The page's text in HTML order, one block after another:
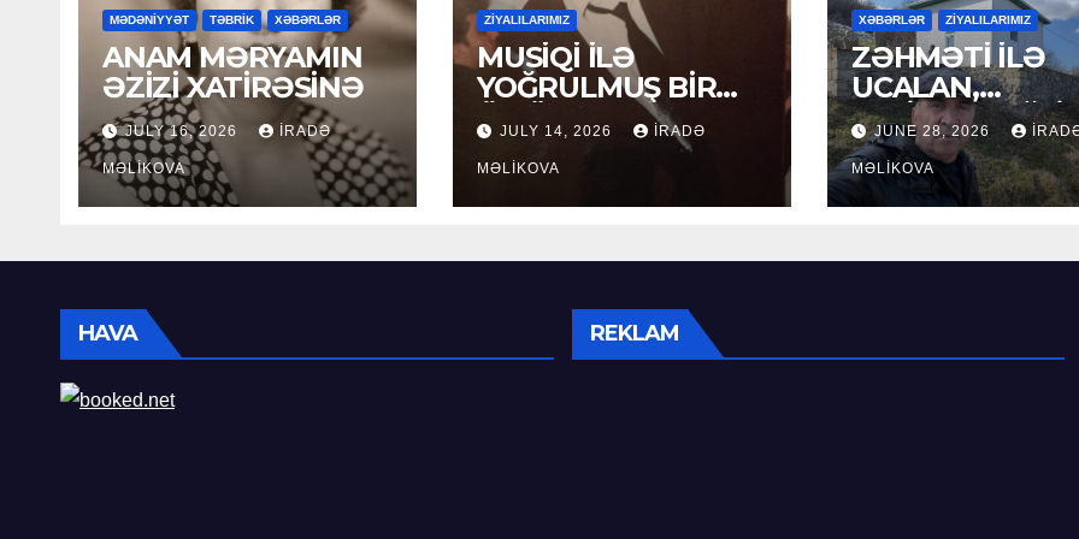
MƏDƏNİYYƏT TƏBRİK XƏBƏRLƏR
ANAM MƏRYAMIN
ƏZİZİ XATİRƏSİNƏ
JULY 16, 2026 İRADƏ
MƏLIKOVA
ZİYALILARIMIZ
MUSİQİ İLƏ
YOĞRULMUŞ BİR
ÖMÜR
JULY 14, 2026 İRADƏ
MƏLIKOVA
XƏBƏRLƏR ZİYALILARIMIZ
ZƏHMƏTİ İLƏ
UCALAN,
XEYİRXAHLIĞI
SEÇİLƏN: HACI
RAMAZAN
JUNE 28, 2026
MƏLIKOVA
HAVA REKLAM